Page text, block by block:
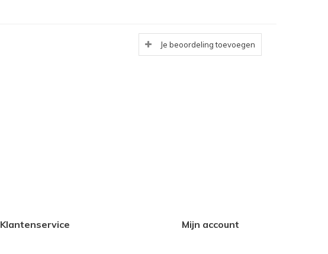
Je beoordeling toevoegen
Klantenservice Mijn account